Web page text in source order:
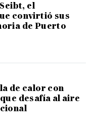
el
convirtió sus
de Puerto
de calor con
desafía al aire